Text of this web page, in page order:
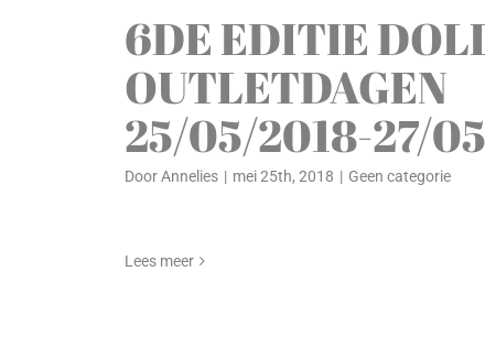
6DE EDITIE
OUTLETDAGEN
25/05/2018-27/
DoorAnnelies | mei 25th, 2018 | Geen categorie
Lees meer